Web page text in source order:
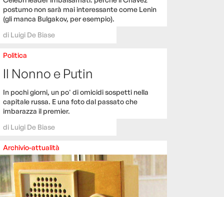
postumo non sarà mai interessante come Lenin
(gli manca Bulgakov, per esempio).
di Luigi De Biase
Politica
Il Nonno e Putin
In pochi giorni, un po' di omicidi sospetti nella
capitale russa. E una foto dal passato che
imbarazza il premier.
di Luigi De Biase
Archivio-attualità